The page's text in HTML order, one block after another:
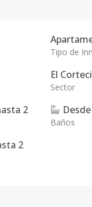
Tipo de
El
Sector
2 Desde
Baños
2